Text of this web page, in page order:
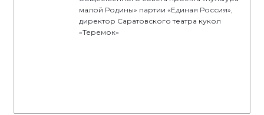
малой Родины» партии «Единая Россия»,
директор Саратовского театра кукол
«Теремок»